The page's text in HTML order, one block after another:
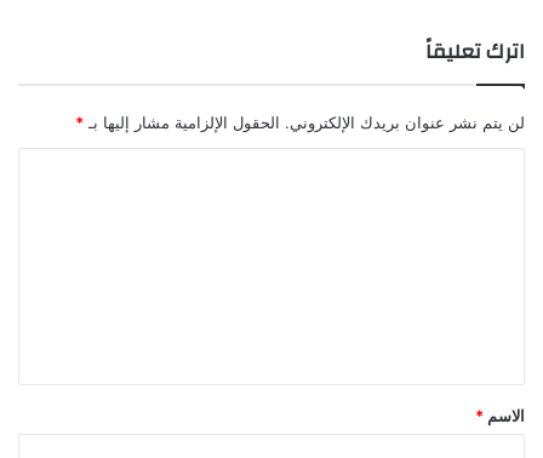
اترك تعليقاً
لن يتم نشر عنوان بريدك الإلكتروني. الحقول الإلزامية مشار إليها بـ *
ق
*
الاسم *